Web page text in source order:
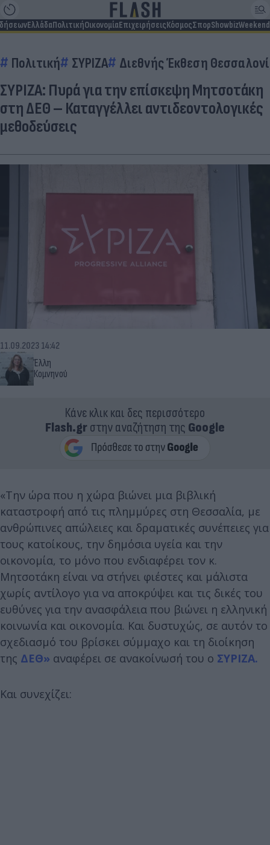
ΕλλάδαΠολιτικήΟικονομίαΕπιχειρήσειςΚόσμοςΣπορShowbizWeekend
Πολιτική ΣΥΡΙΖΑ Διεθνής Έκθεση
ΣΥΡΙΖΑ: Πυρά για την επίσκεψη Μητσοτάκη
στη ΔΕΘ – Καταγγέλλει αντιδεοντολογικές
μεθοδεύσεις
Έλλη
Κομνηνού
11.09.2023 14:42
Κάνε κλικ και δες περισσότερο
Flash.grστην αναζήτηση της Google
«Την ώρα που η χώρα βιώνει μια βιβλική
καταστροφή από τις πλημμύρες στη Θεσσαλία, με
ανθρώπινες απώλειες και δραματικές συνέπειες για
τους κατοίκους, την δημόσια υγεία και την
οικονομία, το μόνο που ενδιαφέρει τον κ.
Μητσοτάκη είναι να στήνει φιέστες και μάλιστα
χωρίς αντίλογο για να αποκρύψει και τις δικές του
ευθύνες για την ανασφάλεια που βιώνει η ελληνική
κοινωνία και οικονομία. Και δυστυχώς, σε αυτόν το
σχεδιασμό του βρίσκει σύμμαχο και τη διοίκηση
της ΔΕΘ» αναφέρει σε ανακοίνωσή του ο ΣΥΡΙΖΑ.
Και συνεχίζει: